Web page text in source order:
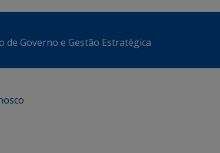
de Governo e Gestão Estratégica